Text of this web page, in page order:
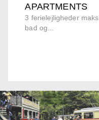
APARTMENTS
3 ferielejligheder
bad og...